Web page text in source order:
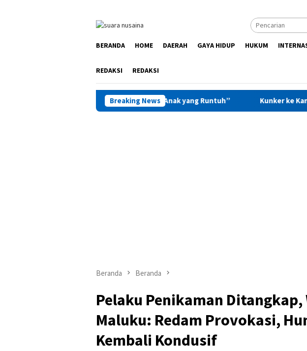
BERANDA HOME DAERAH GAYA HIDUP HUKUM
REDAKSI REDAKSI
Breaking News
Kegiatan “Catatan Hati Anak yang Runtuh” Kunker ke Kanwil PAS Maluku,
Beranda Beranda
Pelaku Penikaman
Maluku: Redam Provokasi,
Kembali Kondusif